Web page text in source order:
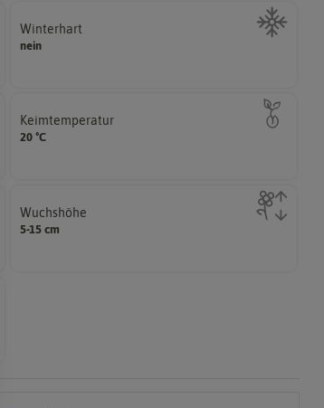
Winterhart
nein
Pflanzen, die im Freien ohne Probleme überwintern
können.
Keimtemperatur
20 °C
Welcher Temperatur­bereich ist für die Keimung des
Samenkorns am idealsten?
Wuchshöhe
5-15 cm
Die ausgewachsene Pflanze kann unter
Idealumständen diese Größe erreichen.